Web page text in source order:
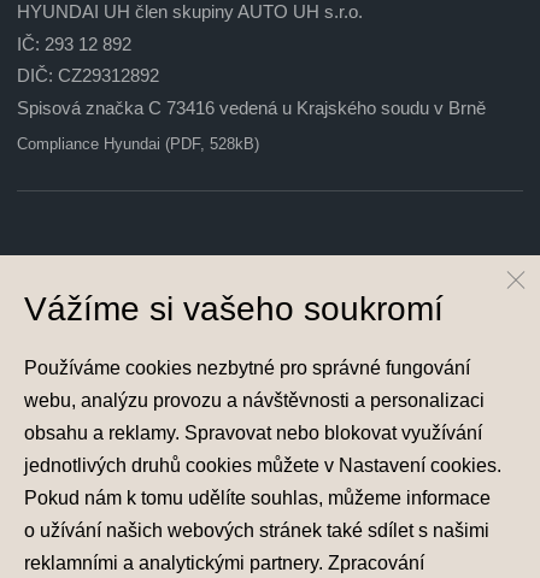
HYUNDAI UH člen skupiny AUTO UH s.r.o.
IČ: 293 12 892
DIČ: CZ29312892
Spisová značka C 73416 vedená u Krajského soudu v Brně
Compliance Hyundai (PDF, 528kB)
Infocentrum
800 800 900
Brně oddíl C, vložka 73416 IČ 29312892.
Nastavení cookies
Zásady zpracování osobních údajů
Seznam příjemců
Vážíme si vašeho soukromí
Používáme cookies nezbytné pro správné fungování
webu, analýzu provozu a návštěvnosti a personalizaci
obsahu a reklamy. Spravovat nebo blokovat využívání
jednotlivých druhů cookies můžete v Nastavení cookies.
Pokud nám k tomu udělíte souhlas, můžeme informace
o užívání našich webových stránek také sdílet s našimi
reklamními a analytickými partnery. Zpracování